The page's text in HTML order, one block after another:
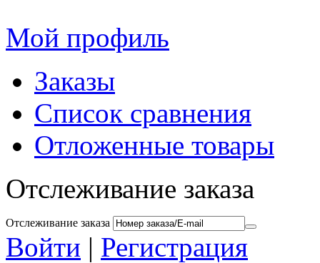
Мой профиль
Заказы
Список сравнения
Отложенные товары
Отслеживание заказа
Отслеживание заказа
Войти | Регистрация